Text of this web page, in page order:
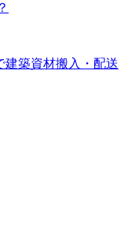
建築資材搬入・配送